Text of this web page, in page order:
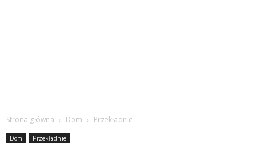
Strona główna Dom Przekładnie
Dom Przekładnie